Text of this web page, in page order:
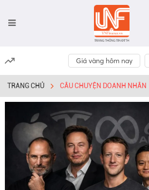
Giá vàng hôm nay
TRANG CHỦ CÂU CHUYỆN DOANH NHÂN